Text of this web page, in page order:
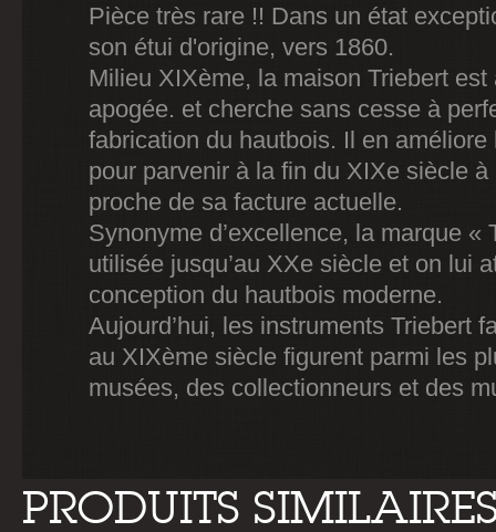
Pièce très rare !! Dans un état
son étui d'origine, vers 1860.
Milieu XIXème, la maison Triebert est
apogée. et cherche sans cesse à
fabrication du hautbois. Il en améliore
pour parvenir à la fin du XIXe siècle
proche de sa facture actuelle.
Synonyme d’excellence, la marque «
utilisée jusqu’au XXe siècle et on lui
conception du hautbois moderne.
Aujourd’hui, les instruments Triebert
au XIXème siècle figurent parmi les
musées, des collectionneurs et des
PRODUITS